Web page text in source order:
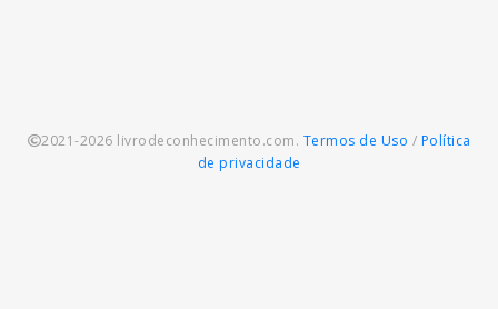
2021-2026 livrodeconhecimento.com. Termos de Uso / Política
de privacidade